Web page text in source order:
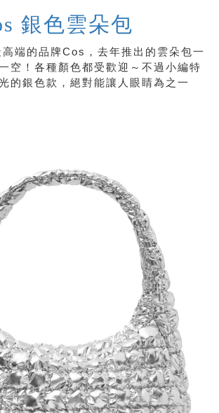
銀色雲朵包
端的品牌Cos，去年推出的雲朵包一
空！各種顏色都受歡迎～不過小編特
的銀色款，絕對能讓人眼睛為之一